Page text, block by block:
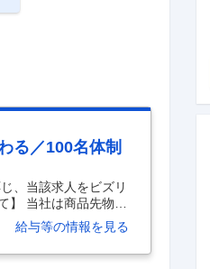
る／100名体制
、当該求人をビズリ
当社は商品先物取
た信頼のもと、資本
る事業拡大フェー
います。 ビジネスが
給与等の情報を見る